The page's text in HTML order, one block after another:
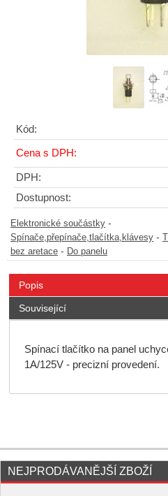
Kód:
Cena s DPH:
DPH:
Dostupnost:
Elektronické součástky -
Spínače,přepínače,tlačítka,klávesy -
bez aretace - Do panelu
Popis
Související
Spínací tlačítko na panel
1A/125V - precizní provedení.
NEJPRODÁVANĚJŠÍ ZBOŽÍ